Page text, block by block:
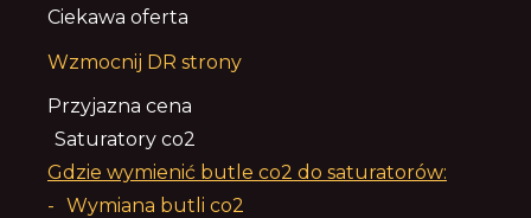
Ciekawa oferta
Wzmocnij DR strony
Przyjazna cena
Saturatory co2
Gdzie wymienić butle co2 do saturatorów:
- Wymiana butli co2